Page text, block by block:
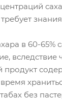
в 60-65%
продукт
без